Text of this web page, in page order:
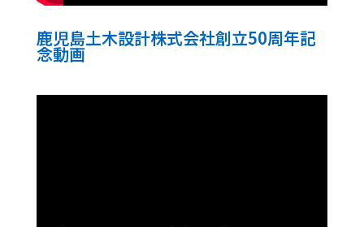
鹿児島土木設計株式会社創立50周年記
念動画